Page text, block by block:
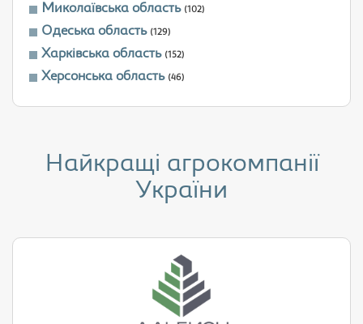
Миколаївська область (102)
Одеська область (129)
Харківська область (152)
Херсонська область (46)
Найкращі агрокомпанії
України